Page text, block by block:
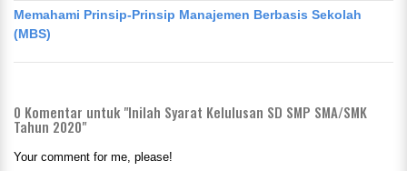
Memahami Prinsip-Prinsip Manajemen Berbasis Sekolah
(MBS)
0 Komentar untuk "Inilah Syarat Kelulusan SD SMP SMA/SMK
Tahun 2020"
Your comment for me, please!